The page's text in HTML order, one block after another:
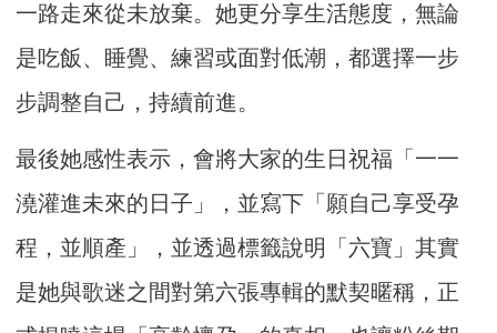
一路走來從未放棄。她更分享生活態度，無論
是吃飯、睡覺、練習或面對低潮，都選擇一步
步調整自己，持續前進。
最後她感性表示，會將大家的生日祝福「一一
澆灌進未來的日子」，並寫下「願自己享受孕
程，並順產」，並透過標籤說明「六寶」其實
是她與歌迷之間對第六張專輯的默契暱稱，正